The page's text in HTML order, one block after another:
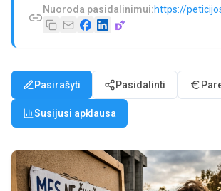
Nuoroda pasidalinimui:https://
Pasirašyti Pasidalinti
Susijusi apklausa